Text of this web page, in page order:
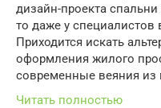
дизайн-проекта
то даже у
Приходится искать
оформления жилого
современные веяния из
Читать полностью